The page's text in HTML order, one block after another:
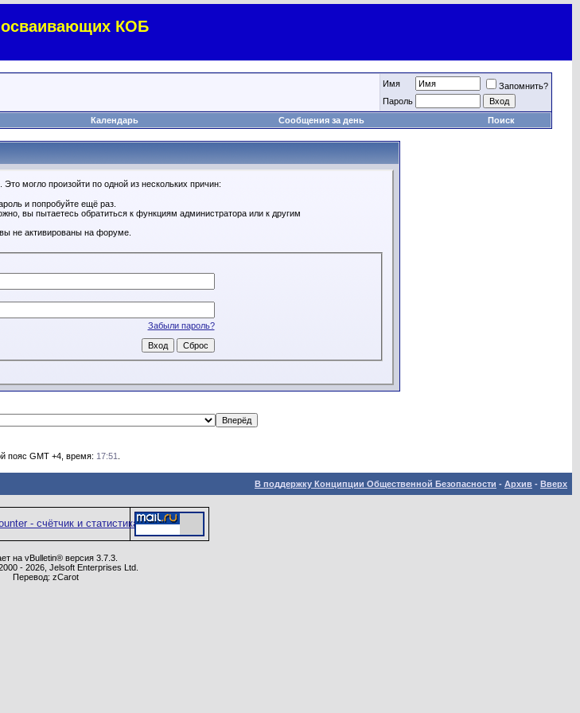
КОБ
Имя
Запомнить?
Пароль
Календарь Сообщения за день Поиск
могло произойти по одной из нескольких причин:
и попробуйте ещё раз.
вы пытаетесь обратиться к функциям администратора или к другим
не активированы на форуме.
Забыли пароль?
пояс GMT +4, время: 17:51
В поддержку Конципции Общественной Безопасности - Архив - Вверх
на vBulletin® версия 3.7.3.
- 2026, Jelsoft Enterprises Ltd.
Перевод: zCarot